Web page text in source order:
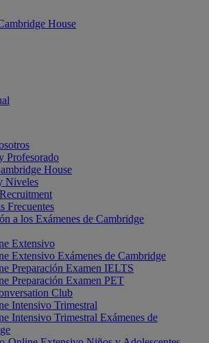
Profesorado
House
Niveles
Frecuentes
a los Exámenes de Cambridge
Extensivo
Extensivo Exámenes de Cambridge
Preparación Examen IELTS
Preparación Examen PET
Club
Intensivo Trimestral
Intensivo Trimestral Exámenes de